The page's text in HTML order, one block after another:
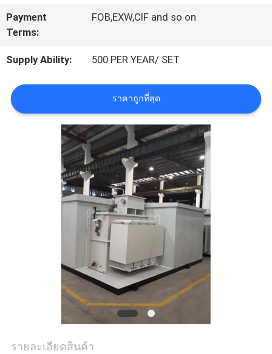
คุณภาพ
ติดต่อ
เรา
Payment
Terms:
FOB,EXW,CIF and so on
Supply Ability: 500 PER YEAR/ SET
ราคาถูกที่สุด
รายละเอียดสินค้า